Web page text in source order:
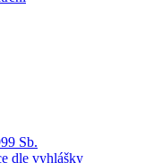
Sb.
dle vyhlášky